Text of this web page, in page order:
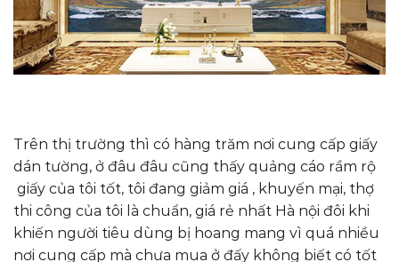
Trên thị trường thì có hàng trăm nơi cung cấp giấy
dán tường, ở đâu đâu cũng thấy quảng cáo rầm rộ
giấy của tôi tốt, tôi đang giảm giá , khuyến mại, thợ
thi công của tôi là chuẩn, giá rẻ nhất Hà nội đôi khi
khiến người tiêu dùng bị hoang mang vì quá nhiều
nơi cung cấp mà chưa mua ở đấy không biết có tốt